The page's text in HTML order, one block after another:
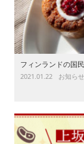
フィンランドの国
2021.01.22 お知らせ